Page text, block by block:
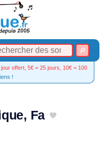
jour offert, 5€ = 25 jours, 10€ = 100
!
Fa